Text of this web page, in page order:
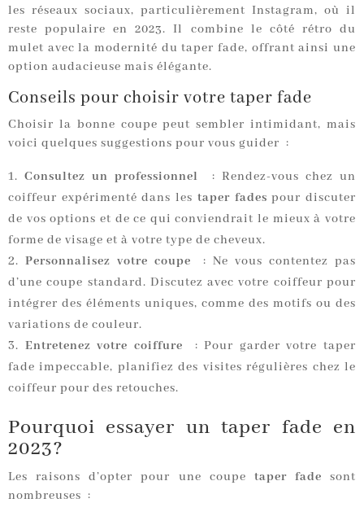
les réseaux sociaux, particulièrement Instagram, où il
reste populaire en 2023. Il combine le côté rétro du
mulet avec la modernité du taper fade, offrant ainsi une
option audacieuse mais élégante.
Conseils pour choisir votre taper fade
Choisir la bonne coupe peut sembler intimidant, mais
voici quelques suggestions pour vous guider :
Consultez un professionnel
: Rendez-vous chez un
coiffeur expérimenté dans les taper fades pour discuter
de vos options et de ce qui conviendrait le mieux à votre
forme de visage et à votre type de cheveux.
Personnalisez votre coupe : Ne vous contentez pas
d’une coupe standard. Discutez avec votre coiffeur pour
intégrer des éléments uniques, comme des motifs ou des
variations de couleur.
Entretenez votre coiffure : Pour garder votre taper
fade impeccable, planifiez des visites régulières chez le
coiffeur pour des retouches.
Pourquoi essayer un taper fade en
2023?
Les raisons d’opter pour une coupe taper fade sont
nombreuses :